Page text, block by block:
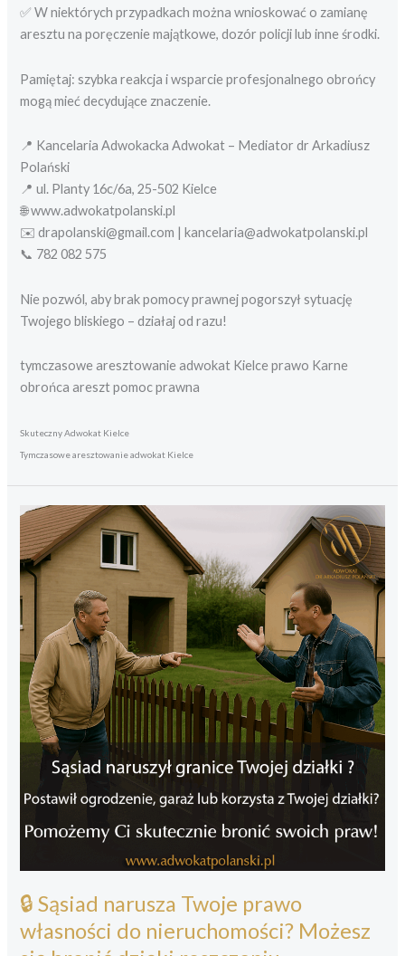
✅ W niektórych przypadkach można wnioskować o zamianę
aresztu na poręczenie majątkowe, dozór policji lub inne środki.
Pamiętaj: szybka reakcja i wsparcie profesjonalnego obrońcy
mogą mieć decydujące znaczenie.
📍 Kancelaria Adwokacka Adwokat – Mediator dr Arkadiusz
Polański
📍 ul. Planty 16c/6a, 25-502 Kielce
🌐 www.adwokatpolanski.pl
✉️ drapolanski@gmail.com | kancelaria@adwokatpolanski.pl
📞 782 082 575
Nie pozwól, aby brak pomocy prawnej pogorszył sytuację
Twojego bliskiego – działaj od razu!
tymczasowe aresztowanie adwokat Kielce prawo Karne
obrońca areszt pomoc prawna
Skuteczny Adwokat Kielce
Tymczasowe aresztowanie adwokat Kielce
🔒 Sąsiad narusza Twoje prawo
własności do nieruchomości? Możesz